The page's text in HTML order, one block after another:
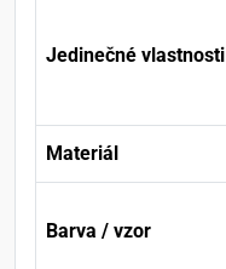
Jedinečné vlastnosti
Materiál
Barva / vzor